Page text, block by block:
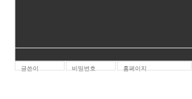
글쓴이 비밀번호 홈페이지